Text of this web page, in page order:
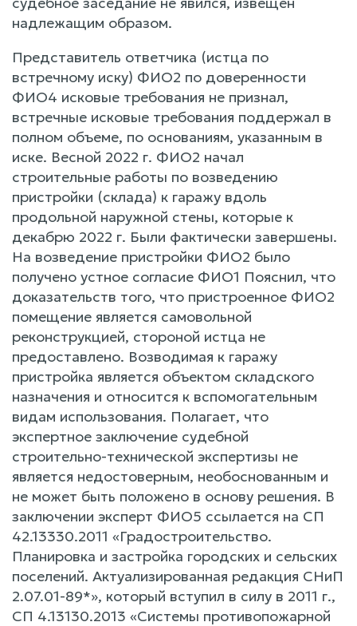
надлежащим образом.
Представитель ответчика (истца по
встречному иску) ФИО2 по доверенности
ФИО4 исковые требования не признал,
встречные исковые требования поддержал в
полном объеме, по основаниям, указанным в
иске. Весной 2022 г. ФИО2 начал
строительные работы по возведению
пристройки (склада) к гаражу вдоль
продольной наружной стены, которые к
декабрю 2022 г. Были фактически завершены.
На возведение пристройки ФИО2 было
получено устное согласие ФИО1 Пояснил, что
доказательств того, что пристроенное ФИО2
помещение является самовольной
реконструкцией, стороной истца не
предоставлено. Возводимая к гаражу
пристройка является объектом складского
назначения и относится к вспомогательным
видам использования. Полагает, что
экспертное заключение судебной
строительно-технической экспертизы не
является недостоверным, необоснованным и
не может быть положено в основу решения. В
заключении эксперт ФИО5 ссылается на СП
42.13330.2011 «Градостроительство.
Планировка и застройка городских и сельских
поселений. Актуализированная редакция СНиП
2.07.01-89*», который вступил в силу в 2011 г.,
СП 4.13130.2013 «Системы противопожарной